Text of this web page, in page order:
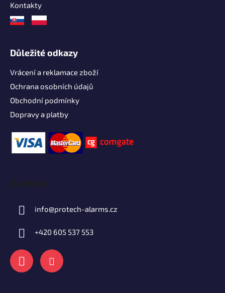
Kontakty
Důležité odkazy
Vrácení a reklamace zboží
Ochrana osobních údajů
Obchodní podmínky
Dopravy a platby
Kontakt
info@protech-alarms.cz
+420 605 537 553